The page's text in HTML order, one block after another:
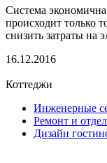
Система
происходит только
снизить затраты на
16.12.2016
Коттеджи
Инженерные
Ремонт и
Дизайн